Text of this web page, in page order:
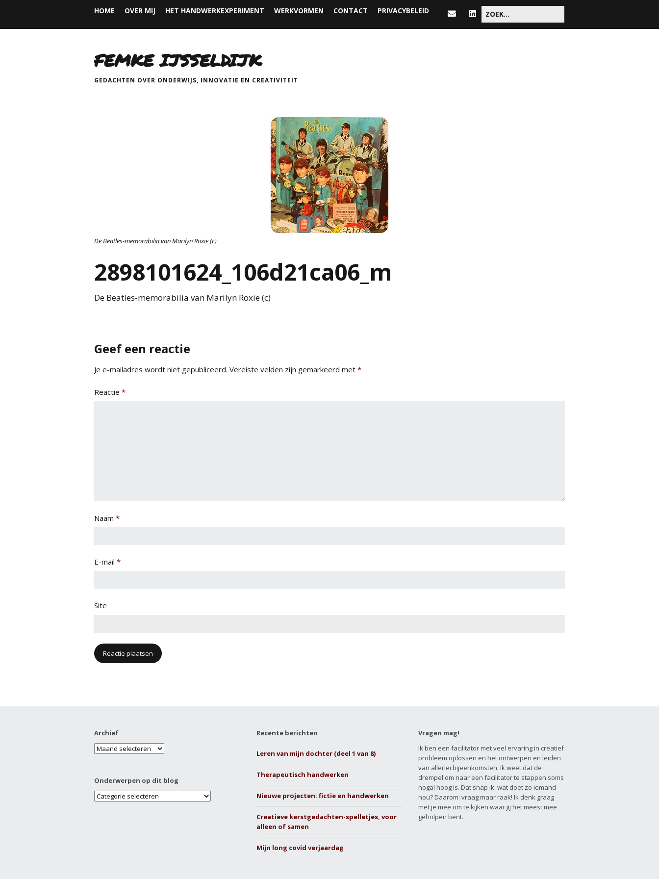
HOME OVER MIJ HET HANDWERKEXPERIMENT WERKVORMEN CONTACT PRIVACYBELEID
FEMKE IJSSELDIJK
GEDACHTEN OVER ONDERWIJS, INNOVATIE EN CREATIVITEIT
De Beatles-memorabilia van Marilyn Roxie (c)
2898101624_106d21ca06_m
De Beatles-memorabilia van Marilyn Roxie (c)
Geef een reactie
Je e-mailadres wordt niet gepubliceerd. Vereiste velden zijn gemarkeerd met *
Reactie *
Naam *
E-mail *
Site
Archief
Onderwerpen op dit blog
Recente berichten
Leren van mijn dochter (deel 1 van 8)
Therapeutisch handwerken
Nieuwe projecten: fictie en handwerken
Creatieve kerstgedachten-spelletjes, voor
alleen of samen
Mijn long covid verjaardag
Vragen mag!
Ik ben een facilitator met veel ervaring in creatief
probleem oplossen en het ontwerpen en leiden
van allerlei bijeenkomsten. Ik weet dat de
drempel om naar een facilitator te stappen soms
nogal hoog is. Dat snap ik: wat doet zo iemand
nou? Daarom: vraag maar raak! Ik denk graag
met je mee om te kijken waar jij het meest mee
geholpen bent.